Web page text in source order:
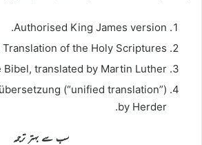
Authorised King James version.
Translation of the Holy Scriptures.
Bibel, translated by Martin Luther.
(“unified translation”)
by Herder.
سب سے بہتر ترجمہ